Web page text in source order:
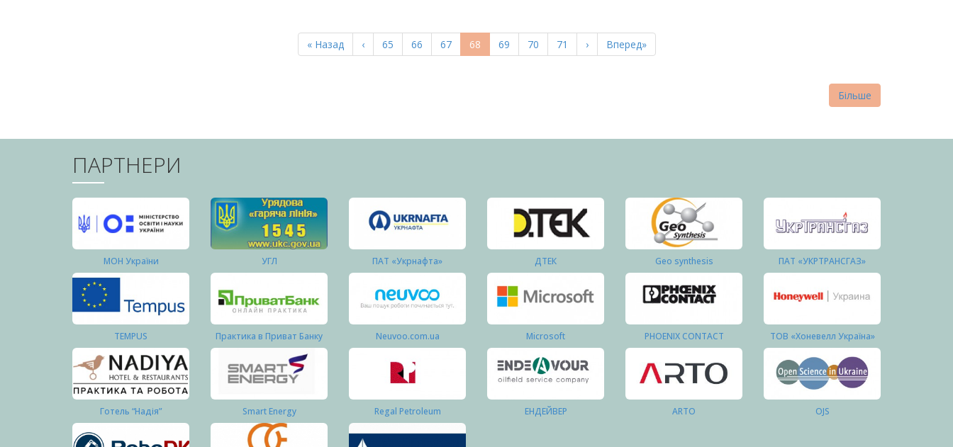
Перша
сторінка
« Назад
Попередня
сторінка
‹ Page
65 Page
66 Page
67
Поточна
сторінка
68 Page
69 Page
70 Page
71
Наступна
сторінка
›
Остання
сторінка
Вперед»
Більше
ПАРТНЕРИ
МОН України УГЛ ПАТ «Укрнафта» ДТЕК Geo synthesis ПАТ «УКРТРАНСГАЗ»
TEMPUS Практика в Приват Банку Neuvoo.com.ua Microsoft PHOENIX CONTACT ТОВ «Хоневелл Україна»
Готель “Надія” Smart Energy Regal Petroleum ЕНДЕЙВЕР ARTO OJS